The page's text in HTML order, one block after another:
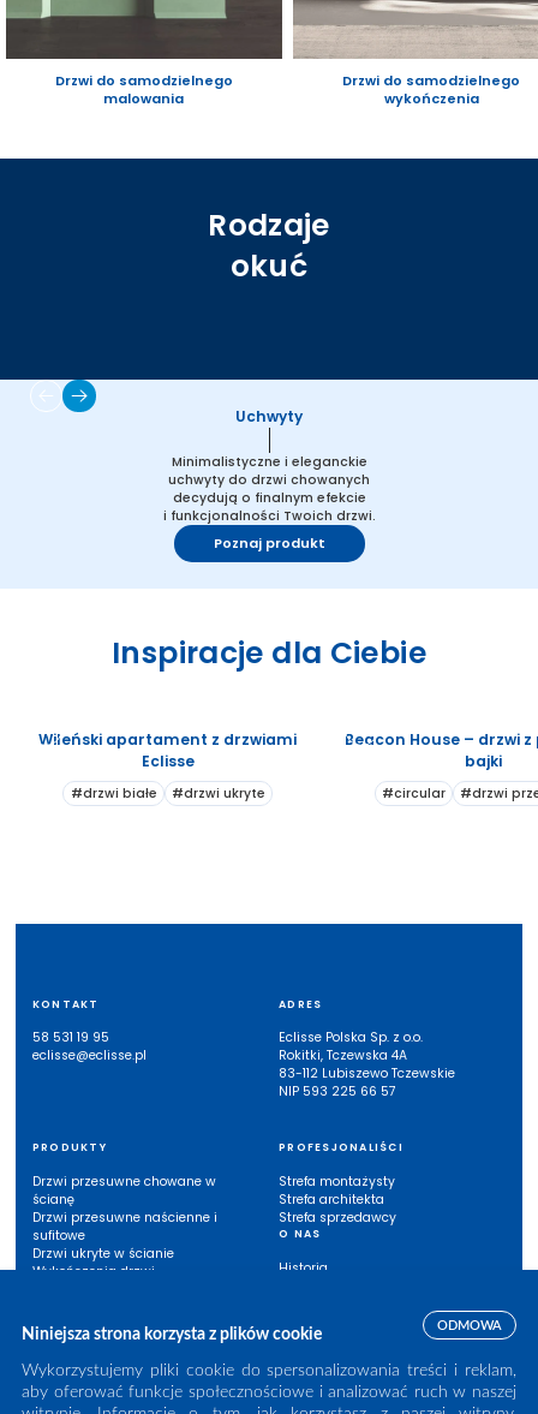
Niniejsza strona korzysta z plików cookie
Wykorzystujemy pliki cookie do spersonalizowania treści i reklam,
aby oferować funkcje społecznościowe i analizować ruch w naszej
ODMOWA
Drzwi do samodzielnego
malowania
Drzwi do samodzielnego
wykończenia
Rodzaje
okuć
Uchwyty
Minimalistyczne i eleganckie
uchwyty do drzwi chowanych
decydują o finalnym efekcie
i funkcjonalności Twoich drzwi.
Poznaj produkt
Inspiracje dla Ciebie
Wileński apartament z drzwiami
Eclisse
#drzwi białe #drzwi ukryte
Beacon House – drzwi
bajki
#circular #drzwi
KONTAKT
58 531 19 95
eclisse@eclisse.pl
ADRES
Eclisse Polska Sp. z o.o.
Rokitki, Tczewska 4A
83-112 Lubiszewo Tczewskie
NIP 593 225 66 57
PRODUKTY
Drzwi przesuwne chowane w
ścianę
Drzwi przesuwne naścienne i
sufitowe
Drzwi ukryte w ścianie
Wykończenia drzwi
PROFESJONALIŚCI
Strefa montażysty
Strefa architekta
Strefa sprzedawcy
O NAS
Historia
INSPIRACJE
Case study
BAZA WIEDZY
Instrukcje montażu